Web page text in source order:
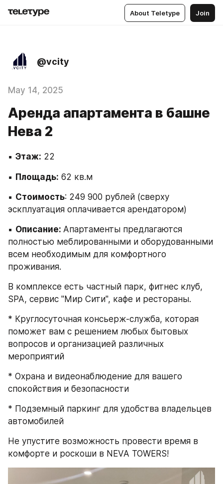
About Teletype Join
@vcity
May 14, 2025
Аренда апартамента в башне
Нева 2
▪️ Этаж: 22
▪️ Площадь: 62 кв.м
▪️ Стоимость: 249 900 рублей (сверху
эскплуатация оплачивается арендатором)
▪️ Описание: Апартаменты предлагаются
полностью меблированными и оборудованными
всем необходимым для комфортного
проживания.
В комплексе есть частный парк, фитнес клуб,
SPA, сервис "Мир Сити", кафе и рестораны.
* Круглосуточная консьерж-служба, которая
поможет вам с решением любых бытовых
вопросов и организацией различных
мероприятий
* Охрана и видеонаблюдение для вашего
спокойствия и безопасности
* Подземный паркинг для удобства владельцев
автомобилей
Не упустите возможность провести время в
комфорте и роскоши в NEVA TOWERS!